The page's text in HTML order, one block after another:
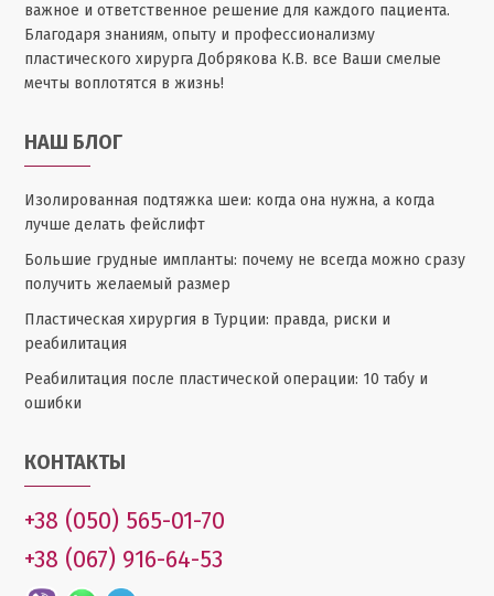
важное и ответственное решение для каждого пациента.
Благодаря знаниям, опыту и профессионализму
пластического хирурга Добрякова К.В. все Ваши смелые
мечты воплотятся в жизнь!
НАШ БЛОГ
Изолированная подтяжка шеи: когда она нужна, а когда
лучше делать фейслифт
Большие грудные импланты: почему не всегда можно сразу
получить желаемый размер
Пластическая хирургия в Турции: правда, риски и
реабилитация
Реабилитация после пластической операции: 10 табу и
ошибки
КОНТАКТЫ
+38 (050) 565-01-70
+38 (067) 916-64-53